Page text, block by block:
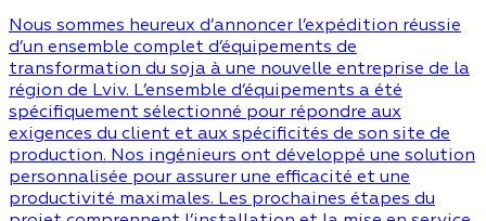
Nous sommes heureux d’annoncer l’expédition réussie
d’un ensemble complet d’équipements de
transformation du soja à une nouvelle entreprise de la
région de Lviv. L’ensemble d’équipements a été
spécifiquement sélectionné pour répondre aux
exigences du client et aux spécificités de son site de
production. Nos ingénieurs ont développé une solution
personnalisée pour assurer une efficacité et une
productivité maximales. Les prochaines étapes du